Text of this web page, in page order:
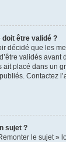
doit être validé ?
décidé que les
validés avant
ait placé dans un
Contactez
sujet ?
le sujet »